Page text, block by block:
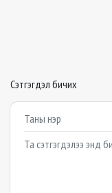
Сэтгэгдэл бичих
Example textarea